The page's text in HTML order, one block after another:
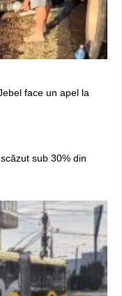
face un apel la
sub 30% din